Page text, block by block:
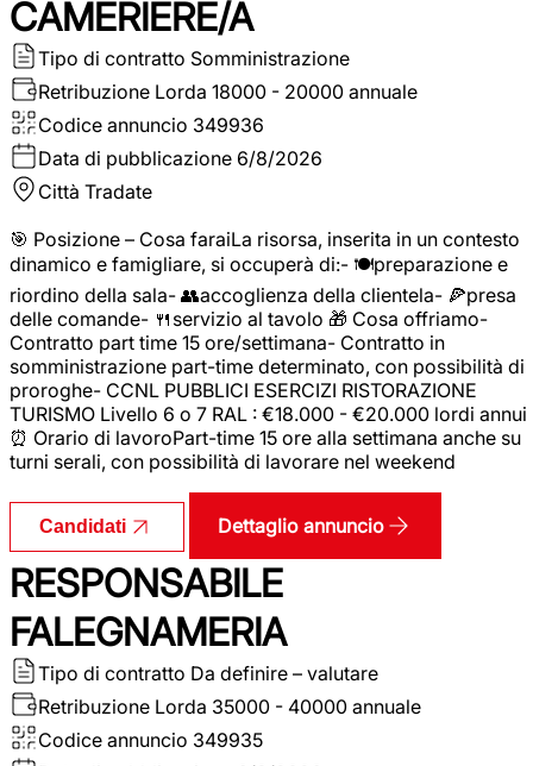
CAMERIERE/A
Tipo di contratto Somministrazione
Retribuzione Lorda 18000 - 20000 annuale
Codice annuncio 349936
Data di pubblicazione 6/8/2026
Città Tradate
🎯 Posizione – Cosa faraiLa risorsa, inserita in un contesto
dinamico e famigliare, si occuperà di:- 🍽️preparazione e
riordino della sala- 👥accoglienza della clientela- 🍕presa
delle comande- 🍴servizio al tavolo 🎁 Cosa offriamo-
Contratto part time 15 ore/settimana- Contratto in
somministrazione part-time determinato, con possibilità di
proroghe- CCNL PUBBLICI ESERCIZI RISTORAZIONE
TURISMO Livello 6 o 7 RAL : €18.000 - €20.000 lordi annui
⏰ Orario di lavoroPart-time 15 ore alla settimana anche su
turni serali, con possibilità di lavorare nel weekend
Candidati Dettaglio annuncio
RESPONSABILE
FALEGNAMERIA
Tipo di contratto Da definire – valutare
Retribuzione Lorda 35000 - 40000 annuale
Codice annuncio 349935